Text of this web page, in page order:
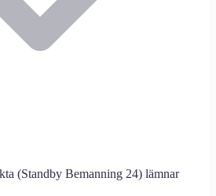
(Standby Bemanning 24) lämnar